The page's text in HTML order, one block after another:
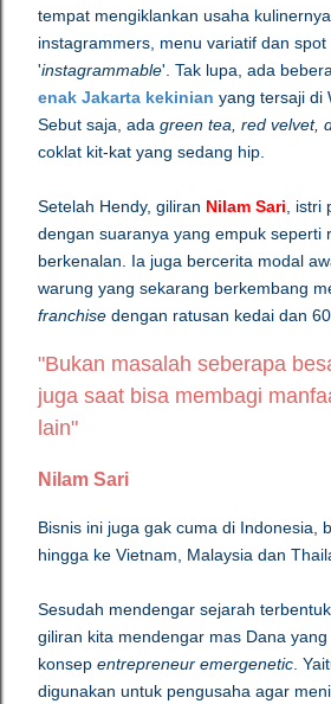
tempat mengiklankan usaha
instagrammers, menu variatif dan
'instagrammable'. Tak lupa, ada
enak Jakarta kekinian yang tersaji di
Sebut saja, ada green tea, red velvet,
coklat kit-kat yang sedang hip.
Setelah Hendy, giliran Nilam Sari ,
dengan suaranya yang empuk seperti
berkenalan. Ia juga bercerita modal
warung yang sekarang berkembang
franchise dengan ratusan kedai dan
"Bukan masalah seberapa
juga saat bisa membagi
lain"
Nilam Sari
Bisnis ini juga gak cuma di Indonesia,
hingga ke Vietnam, Malaysia dan
Sesudah mendengar sejarah
giliran kita mendengar mas Dana
konsep entrepreneur emergenetic .
digunakan untuk pengusaha agar